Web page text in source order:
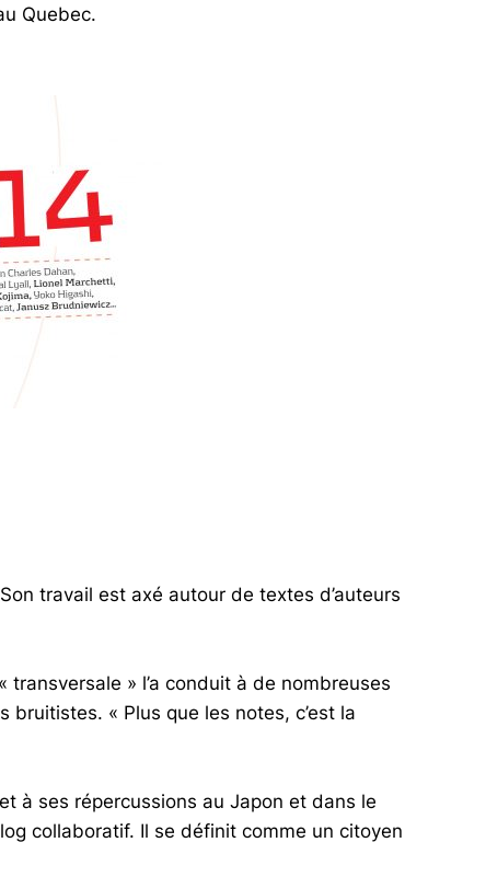
Quebec.
travail est axé autour de textes d’auteurs
» l’a conduit à de nombreuses
« Plus que les notes, c’est la
à ses répercussions au Japon et dans le
collaboratif. Il se définit comme un citoyen